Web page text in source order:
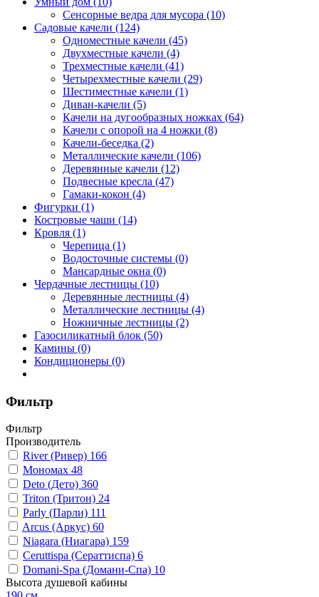
Сенсорные ведра для мусора (10)
Садовые качели (124)
Одноместные качели (45)
Двухместные качели (4)
Трехместные качели (41)
Четырехместные качели (29)
Шестиместные качели (1)
Диван-качели (5)
Качели на дугообразных ножках (64)
Качели с опорой на 4 ножки (8)
Качели-беседка (2)
Металлические качели (106)
Деревянные качели (12)
Подвесные кресла (47)
Гамаки-кокон (4)
Фигурки (1)
Костровые чаши (14)
Кровля (1)
Черепица (1)
Водосточные системы (0)
Мансардные окна (0)
Чердачные лестницы (10)
Деревянные лестницы (4)
Металлические лестницы (4)
Ножничные лестницы (2)
Газосиликатный блок (50)
Камины (0)
Кондиционеры (0)
Фильтр
Фильтр
Производитель
River (Ривер) 166
Мономах 48
Deto (Дето) 360
Triton (Тритон) 24
Parly (Парли) 111
Arcus (Аркус) 60
Niagara (Ниагара) 159
Ceruttispa (Сераттиспа) 6
Domani-Spa (Домани-Спа) 10
Высота душевой кабины